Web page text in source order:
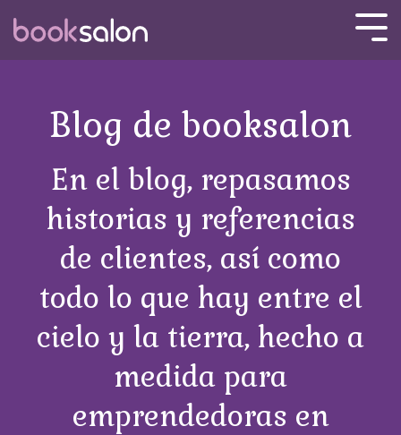
the
main
Blog de booksalon
En el blog, repasamos
historias y referencias
de clientes, así como
todo lo que hay entre el
cielo y la tierra, hecho a
medida para
emprendedoras en